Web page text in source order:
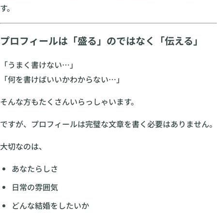
す。
プロフィールは「盛る」のではなく「伝える」
「うまく書けない…」
「何を書けばいいかわからない…」
そんな方もたくさんいらっしゃいます。
ですが、プロフィールは完璧な文章を書く必要はありません。
大切なのは、
あなたらしさ
日常の雰囲気
どんな結婚をしたいか